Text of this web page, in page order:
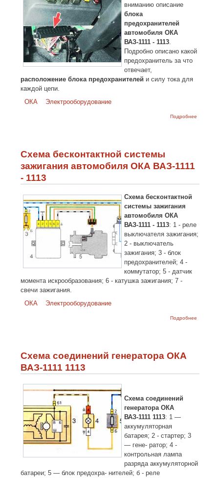
вниманию описание
блока
предохранителей
автомобиля ОКА
ВАЗ-1111 - 1113
Подробно описано какой
предохранитель за что
отвечает,
расположение блока предохранителей и силу тока для
каждой цепи.
ОКА
Электрооборудование
Подробнее
Схема бесконтактной системы
зажигания автомобиля ОКА ВАЗ-1111
- 1113
Схема бесконтактной
системы зажигания
автомобиля ОКА
ВАЗ-1111 - 1113: 1 - реле
выключателя зажигания;
2 - выключатель
зажигания; 3 - блок
предохранителей; 4 -
коммутатор; 5 - датчик
момента искрообразования; 6 - катушка зажигания; 7 -
свечи зажигания.
ОКА
Электрооборудование
Подробнее
Схема соединений генератора ОКА
ВАЗ-1111 1113
Схема соединений
генератора ОКА
ВАЗ-1111 1113: 1 —
аккумуляторная
батарея; 2 - стартер; 3
— гене- ратор; 4 -
контрольная лампа
разряда аккумуляторной
батареи; 5 — блок предохра- нителей; б - реле